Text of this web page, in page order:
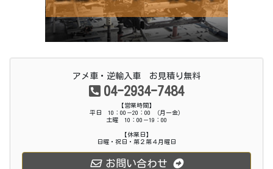
アメ車・逆輸入車 お見積り無料
04-2934-7484
【営業時間】
平日 10：00－20：00 （月ー金）
土曜 10：00－19：00
【休業日】
日曜・祝日・第２第４月曜日
お問い合わせ